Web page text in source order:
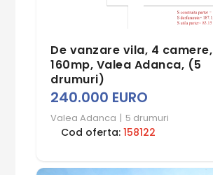
De vanzare vila, 4 camere,
160mp, Valea Adanca, (5
drumuri)
240.000 EURO
Valea Adanca | 5 drumuri
Cod oferta:158122